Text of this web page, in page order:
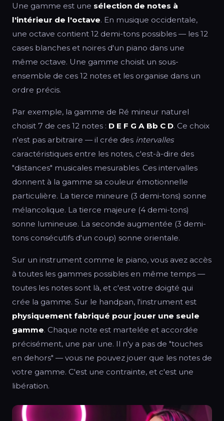
Une gamme est une sélection de notes à
l'intérieur de l'octave. En musique occidentale,
une octave contient 12 demi-tons possibles — les 12
cases blanches et noires d'un piano dans une
même octave. Une gamme choisit un sous-
ensemble de ces 12 notes et les organise dans un
ordre précis.
Par exemple, la gamme de Ré mineur naturel
choisit 7 de ces 12 notes : D E F G A Bb C D. Ce choix
n'est pas arbitraire — il crée des intervalles
caractéristiques entre les notes, c'est-à-dire des
"distances" musicales mesurables. Ces intervalles
donnent à la gamme sa couleur émotionnelle
particulière. La tierce mineure (3 demi-tons) sonne
mélancolique. La tierce majeure (4 demi-tons)
sonne lumineuse. La seconde augmentée (3 demi-
tons consécutifs d'un coup) sonne orientale.
Sur un instrument comme le piano, vous avez accès
à toutes les gammes possibles en même temps —
toutes les notes sont là, et c'est votre doigté qui
crée la gamme. Sur le handpan, l'instrument est
physiquement fabriqué pour jouer une seule
gamme. Chaque note est martelée et accordée
précisément, une par une. Il n'y a pas de "touches
en dehors" — vous ne pouvez jouer que les notes de
votre gamme. C'est une contrainte, et c'est une
libération.